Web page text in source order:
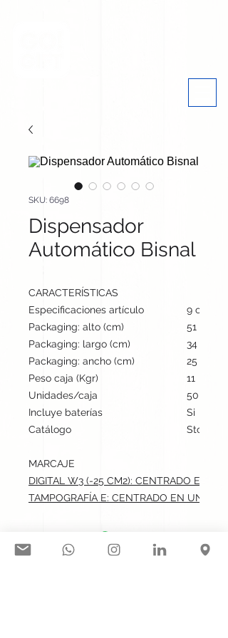
SKU: 6698
Dispensador
Automático Bisnal
CARACTERÍSTICAS
Especificaciones artículo
9 cm /
Packaging: alto (cm)
51
Packaging: largo (cm)
34
Packaging: ancho (cm)
25
Peso caja (Kgr)
11
Unidades/caja
50
Incluye baterías
Si
Catálogo
Stock
MARCAJE
DIGITAL W3 (-25 CM2): CENTRADO EN
TAMPOGRAFÍA E: CENTRADO EN UN